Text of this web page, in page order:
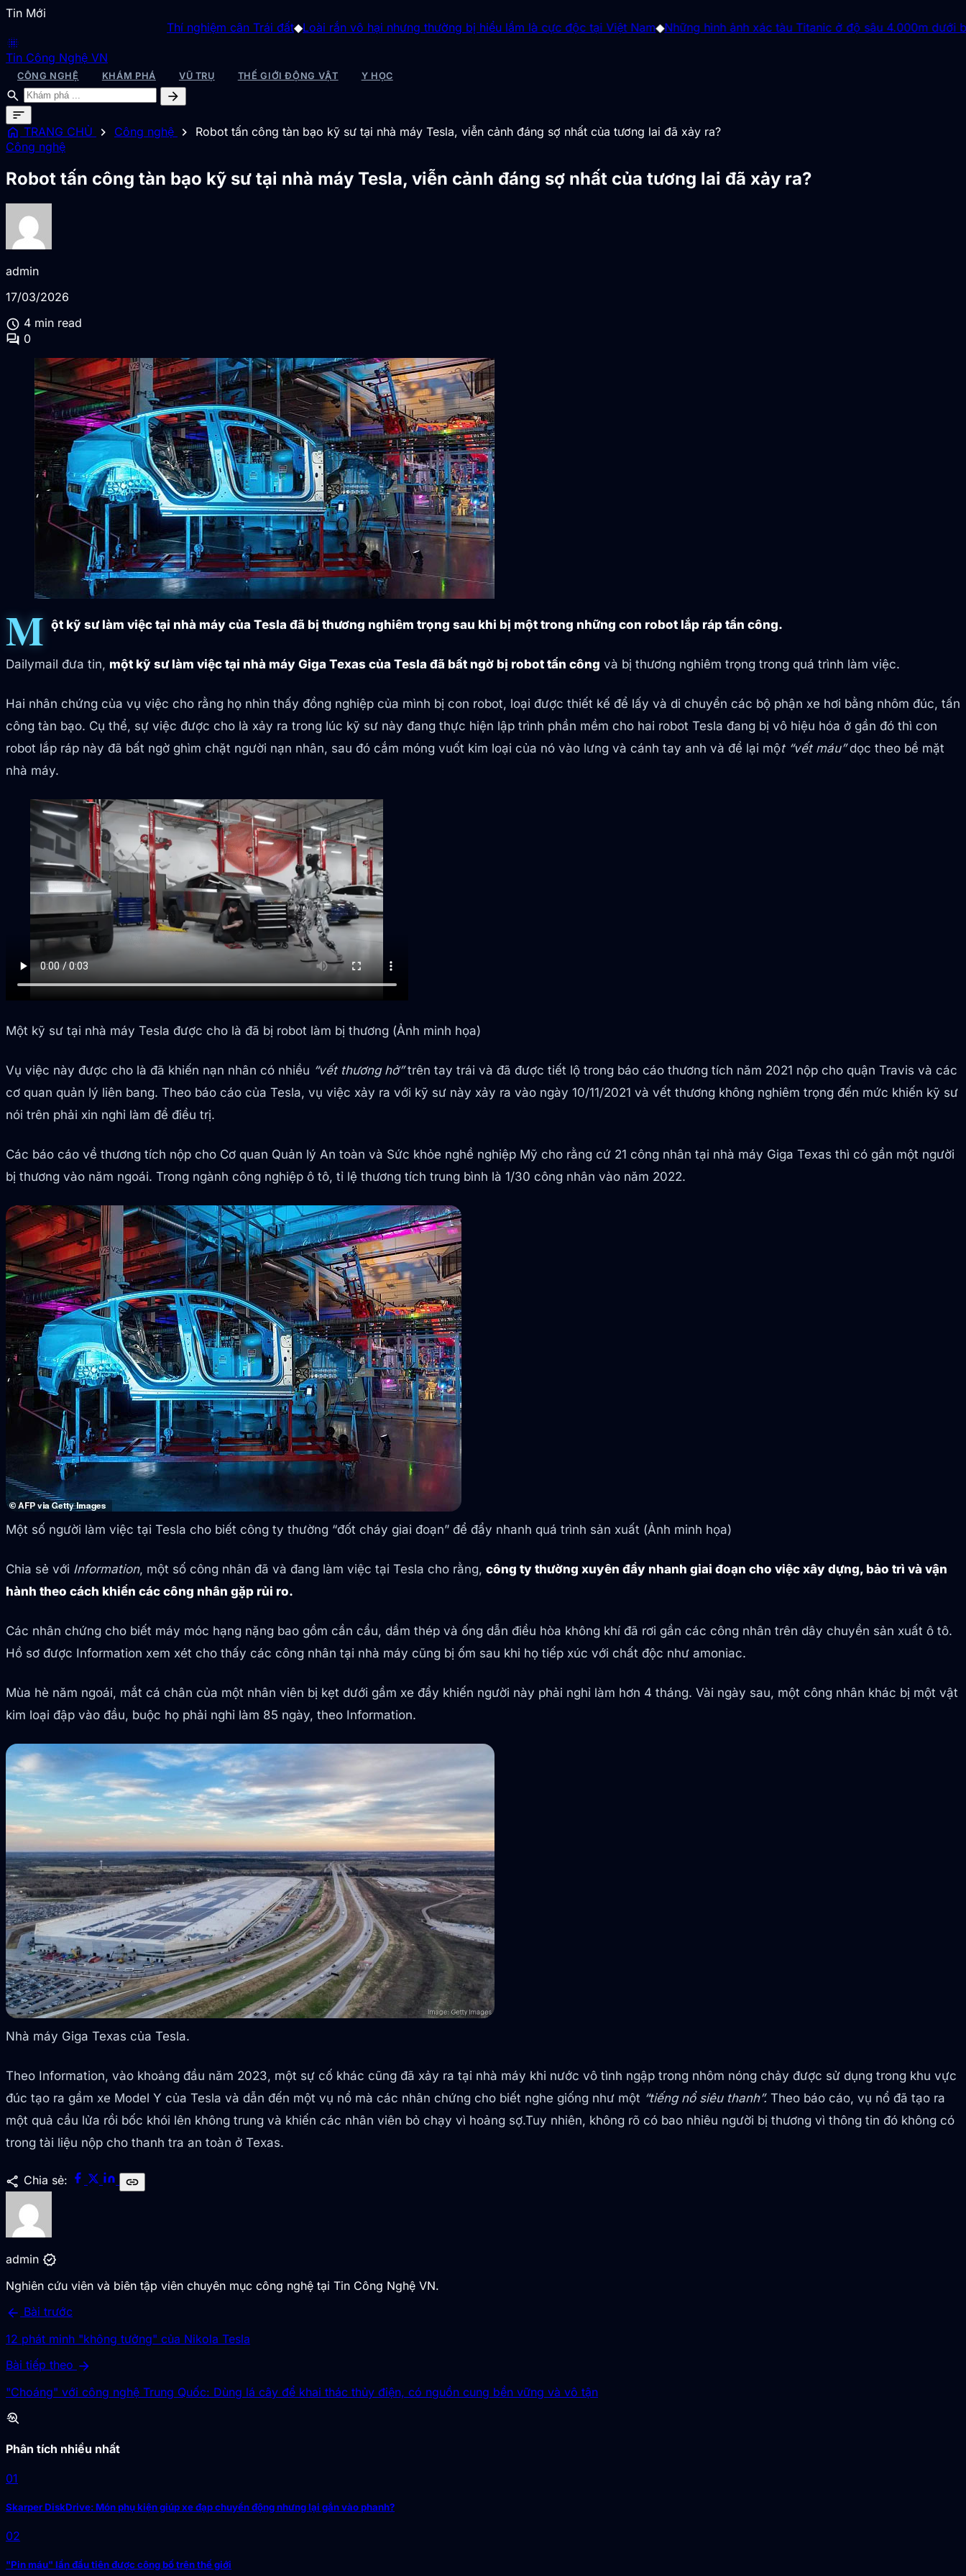
Tin Mới
Thí nghiệm cân Trái đất ◆Loài rắn vô hại nhưng thường bị hiểu lầm là cực độc tại Việt Nam◆Những hình ảnh xác tàu Titanic ở độ sâu 4.000m dưới biển vừa
blur_on
Tin Công Nghệ VN
CÔNG NGHỆ KHÁM PHÁ VŨ TRỤ THẾ GIỚI ĐỘNG VẬT Y HỌC
search
arrow_forward
sort
home TRANG CHỦ chevron_right Công nghệ chevron_right
Robot tấn công tàn bạo kỹ sư tại nhà máy Tesla, viễn cảnh đáng sợ nhất của tương lai đã xảy ra?
Công nghệ
Robot tấn công tàn bạo kỹ sư tại nhà máy Tesla, viễn cảnh đáng sợ nhất của tương lai đã xảy ra?
admin
17/03/2026
schedule 4 min read
forum 0
M ột kỹ sư làm việc tại nhà máy của Tesla đã bị thương nghiêm trọng sau khi bị một trong những con robot lắp ráp tấn công.
Dailymail đưa tin, một kỹ sư làm việc tại nhà máy Giga Texas của Tesla đã bất ngờ bị robot tấn công và bị thương nghiêm trọng trong quá trình làm việc.
Hai nhân chứng của vụ việc cho rằng họ nhìn thấy đồng nghiệp của mình bị con robot, loại được thiết kế để lấy và di chuyển các bộ phận xe hơi bằng nhôm đúc, tấn
công tàn bạo. Cụ thể, sự việc được cho là xảy ra trong lúc kỹ sư này đang thực hiện lập trình phần mềm cho hai robot Tesla đang bị vô hiệu hóa ở gần đó thì con
robot lắp ráp này đã bất ngờ ghìm chặt người nạn nhân, sau đó cắm móng vuốt kim loại của nó vào lưng và cánh tay anh và để lại một “vết máu”dọc theo bề mặt
nhà máy.
Một kỹ sư tại nhà máy Tesla được cho là đã bị robot làm bị thương (Ảnh minh họa)
Vụ việc này được cho là đã khiến nạn nhân có nhiều “vết thương hở”trên tay trái và đã được tiết lộ trong báo cáo thương tích năm 2021 nộp cho quận Travis và các
cơ quan quản lý liên bang. Theo báo cáo của Tesla, vụ việc xảy ra với kỹ sư này xảy ra vào ngày 10/11/2021 và vết thương không nghiêm trọng đến mức khiến kỹ sư
nói trên phải xin nghỉ làm để điều trị.
Các báo cáo về thương tích nộp cho Cơ quan Quản lý An toàn và Sức khỏe nghề nghiệp Mỹ cho rằng cứ 21 công nhân tại nhà máy Giga Texas thì có gần một người
bị thương vào năm ngoái. Trong ngành công nghiệp ô tô, tỉ lệ thương tích trung bình là 1/30 công nhân vào năm 2022.
Một số người làm việc tại Tesla cho biết công ty thường “đốt cháy giai đoạn” để đẩy nhanh quá trình sản xuất (Ảnh minh họa)
Chia sẻ với Information, một số công nhân đã và đang làm việc tại Tesla cho rằng, công ty thường xuyên đẩy nhanh giai đoạn cho việc xây dựng, bảo trì và vận
hành theo cách khiến các công nhân gặp rủi ro.
Các nhân chứng cho biết máy móc hạng nặng bao gồm cần cẩu, dầm thép và ống dẫn điều hòa không khí đã rơi gần các công nhân trên dây chuyền sản xuất ô tô.
Hồ sơ được Information xem xét cho thấy các công nhân tại nhà máy cũng bị ốm sau khi họ tiếp xúc với chất độc như amoniac.
Mùa hè năm ngoái, mắt cá chân của một nhân viên bị kẹt dưới gầm xe đẩy khiến người này phải nghỉ làm hơn 4 tháng. Vài ngày sau, một công nhân khác bị một vật
kim loại đập vào đầu, buộc họ phải nghỉ làm 85 ngày, theo Information.
Nhà máy Giga Texas của Tesla.
Theo Information, vào khoảng đầu năm 2023, một sự cố khác cũng đã xảy ra tại nhà máy khi nước vô tình ngập trong nhôm nóng chảy được sử dụng trong khu vực
đúc tạo ra gầm xe Model Y của Tesla và dẫn đến một vụ nổ mà các nhân chứng cho biết nghe giống như một “tiếng nổ siêu thanh”. Theo báo cáo, vụ nổ đã tạo ra
một quả cầu lửa rồi bốc khói lên không trung và khiến các nhân viên bỏ chạy vì hoảng sợ.Tuy nhiên, không rõ có bao nhiêu người bị thương vì thông tin đó không có
trong tài liệu nộp cho thanh tra an toàn ở Texas.
share Chia sẻ: link
admin verified
Nghiên cứu viên và biên tập viên chuyên mục công nghệ tại Tin Công Nghệ VN.
arrow_back Bài trước
12 phát minh "không tưởng" của Nikola Tesla
Bài tiếp theo arrow_forward
"Choáng" với công nghệ Trung Quốc: Dùng lá cây để khai thác thủy điện, có nguồn cung bền vững và vô tận
troubleshoot
Phân tích nhiều nhất
01
Skarper DiskDrive: Món phụ kiện giúp xe đạp chuyển động nhưng lại gắn vào phanh?
02
"Pin máu" lần đầu tiên được công bố trên thế giới